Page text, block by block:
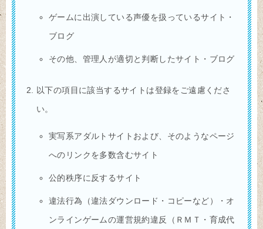
ゲームに出演している声優を扱っているサイト・
ブログ
その他、管理人が適切と判断したサイト・ブログ
以下の項目に該当するサイトは登録をご遠慮くださ
い。
実写系アダルトサイトおよび、そのようなページ
へのリンクを多数含むサイト
公的秩序に反するサイト
違法行為（違法ダウンロード・コピーなど）・オ
ンラインゲームの運営規約違反（ＲＭＴ・育成代